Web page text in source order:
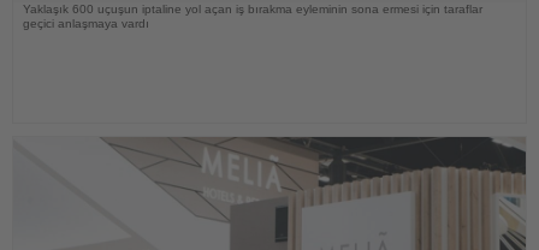
Yaklaşık 600 uçuşun iptaline yol açan iş bırakma eyleminin sona ermesi için taraflar
geçici anlaşmaya vardı